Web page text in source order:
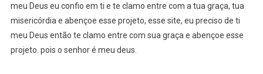
meu Deus eu confio em ti e te clamo entre com a tua graça, tua
misericórdia e abençoe esse projeto, esse site, eu preciso de ti
meu Deus então te clamo entre com sua graça e abençoe esse
projeto. pois o senhor é meu deus.